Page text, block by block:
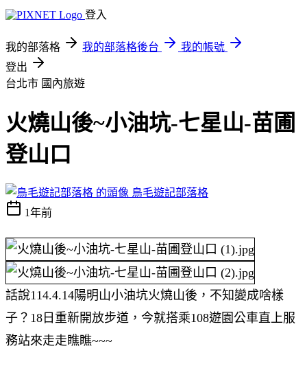
登入
我的部落格 我的部落格後台
我的帳號
登出
台北市 國內旅遊
火燒山後~小油坑-七星山-苗圃
登山口
鳥毛遊記部落格
1年前
話說114.4.14陽明山小油坑火燒山後，不知變成啥樣
子？18日重新開放步道，今就搭乘108遊園公車直上服
務站來走走瞧瞧~~~